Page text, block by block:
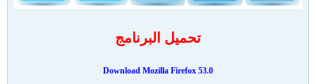
تحميل البرنامج
Download Mozilla Firefox 53.0